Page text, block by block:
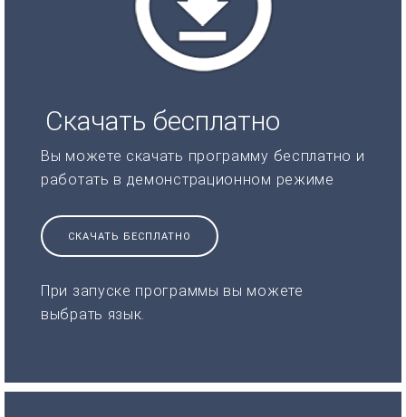
Скачать бесплатно
Вы можете скачать программу бесплатно и
работать в демонстрационном режиме
СКАЧАТЬ БЕСПЛАТНО
При запуске программы вы можете
выбрать язык.